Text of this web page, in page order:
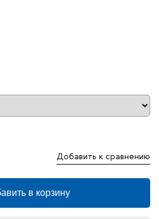
Таблица размеров
Добавить к сравнению
в корзину